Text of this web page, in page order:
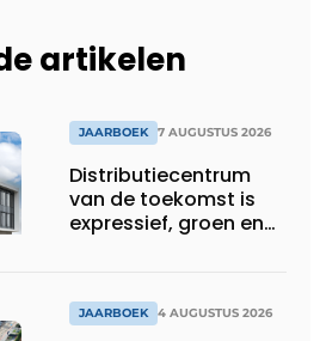
artikelen
JAARBOEK 7 AUGUSTUS 2026
Distributiecentrum
van de toekomst is
expressief, groen en
JAARBOEK 4 AUGUSTUS 2026